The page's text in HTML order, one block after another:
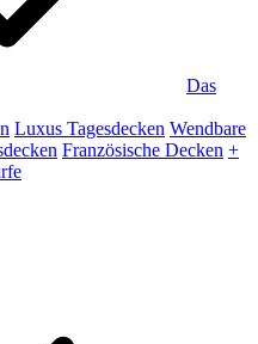
Das
Luxus Tagesdecken Wendbare
Französische Decken +